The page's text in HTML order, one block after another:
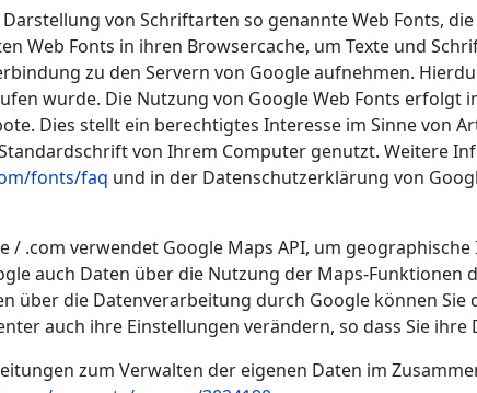
von Schriftarten so genannte Web Fonts,
Web Fonts in ihren Browsercache, um Texte und
zu den Servern von Google aufnehmen.
wurde. Die Nutzung von Google Web Fonts
Dies stellt ein berechtigtes Interesse im Sinne von
von Ihrem Computer genutzt. Weitere
fonts/faq und in der Datenschutzerklärung von
/ .com verwendet Google Maps API, um
auch Daten über die Nutzung der Maps-
über die Datenverarbeitung durch Google können Sie
auch ihre Einstellungen verändern, so dass Sie
zum Verwalten der eigenen Daten im